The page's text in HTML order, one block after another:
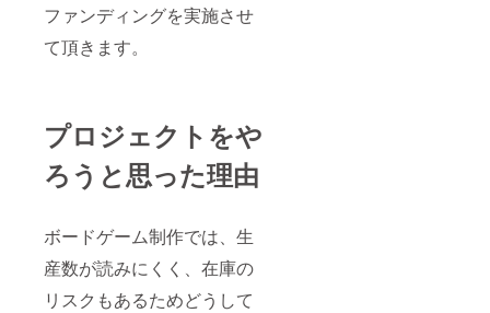
ファンディングを実施させ
て頂きます。
プロジェクトをや
ろうと思った理由
ボードゲーム制作では、生
産数が読みにくく、在庫の
リスクもあるためどうして